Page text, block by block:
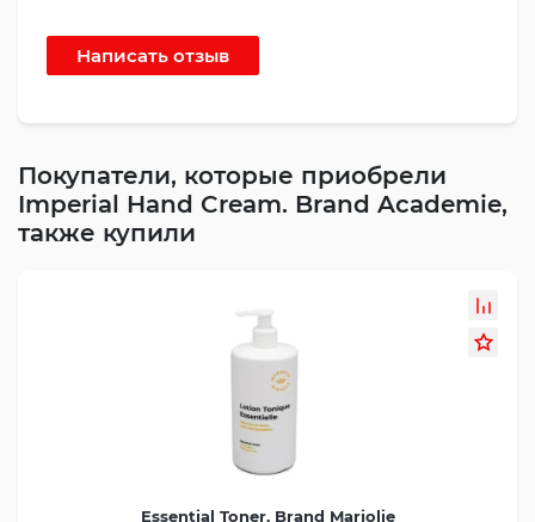
Покупатели, которые приобрели
Imperial Hand Cream. Brand Academie,
также купили
Essential Toner. Brand Marjolie